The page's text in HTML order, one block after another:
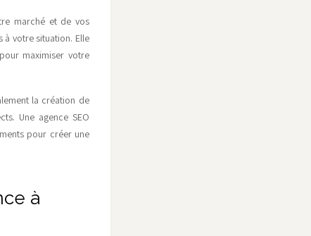
marché et de vos
votre situation. Elle
maximiser votre
la création de
Une agence SEO
pour créer une
à